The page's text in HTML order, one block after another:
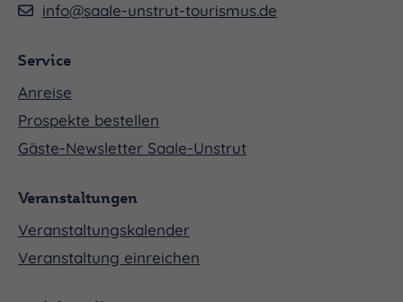
info@saale-unstrut-tourismus.de
Service
Anreise
Prospekte bestellen
Gäste-Newsletter Saale-Unstrut
Veranstaltungen
Veranstaltungskalender
Veranstaltung einreichen